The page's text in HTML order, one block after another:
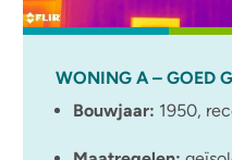
WONING A – GOED
Bouwjaar: 1950,